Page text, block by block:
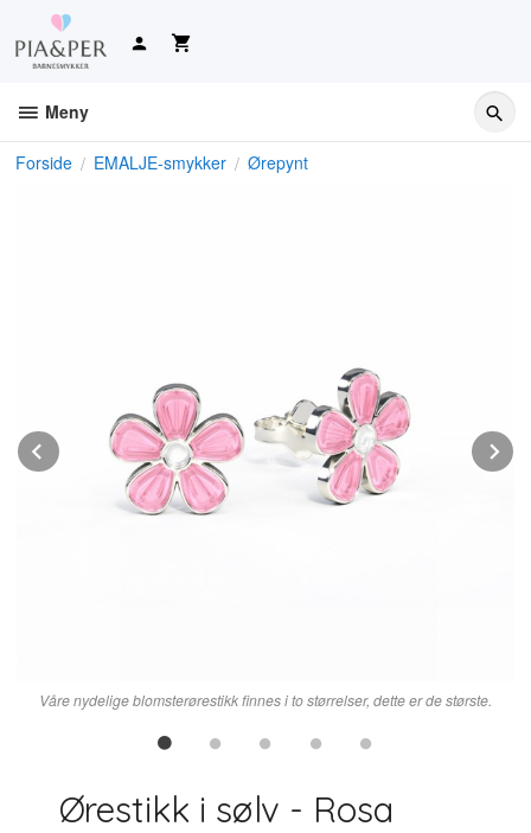
innholdet
Meny
Forside EMALJE-smykker Ørepynt
Våre nydelige blomsterørestikk finnes i to størrelser, dette er de største.
Prev
Ørestikk i sølv - Rosa